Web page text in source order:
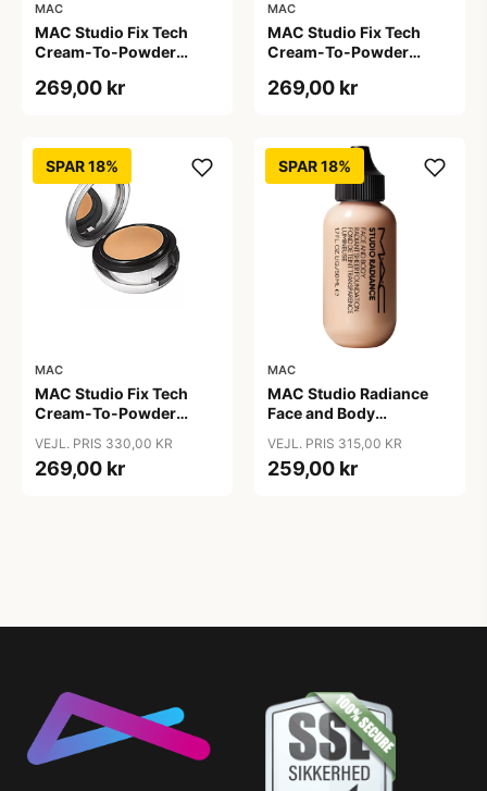
MAC
MAC Studio Fix Tech
Cream-To-Powder
269,00 kr
MAC
MAC Studio Fix Tech
Cream-To-Powder
269,00 kr
SPAR 18%
MAC
MAC Studio Fix Tech
Cream-To-Powder
VEJL. PRIS 330,00 KR
269,00 kr
SPAR 18%
MAC
MAC Studio Radiance
Face and Body
VEJL. PRIS 315,00 KR
259,00 kr